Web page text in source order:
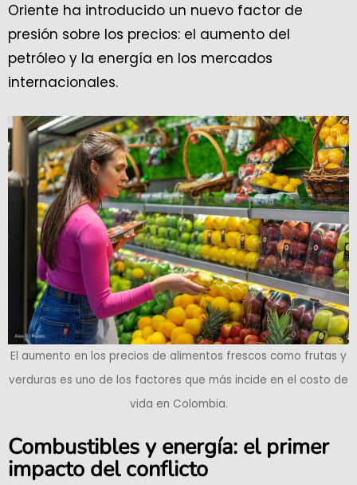
Oriente ha introducido un nuevo factor de
presión sobre los precios: el aumento del
petróleo y la energía en los mercados
internacionales.
El aumento en los precios de alimentos frescos como frutas y
verduras es uno de los factores que más incide en el costo de
vida en Colombia.
Combustibles y energía: el primer
impacto del conflicto